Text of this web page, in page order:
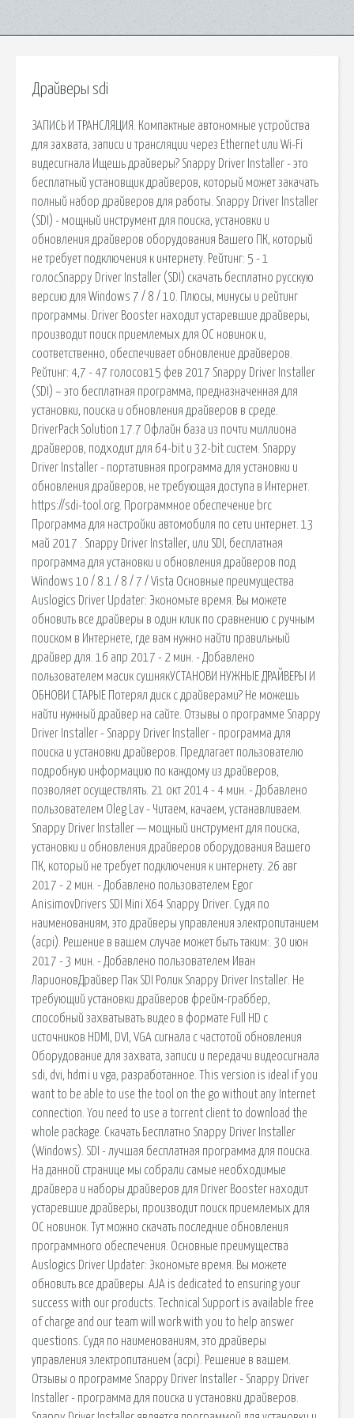
Драйверы sdi
ЗАПИСЬ И ТРАНСЛЯЦИЯ. Компактные автономные устройства
для захвата, записи и трансляции через Ethernet или Wi-Fi
видесигнала Ищешь драйверы? Snappy Driver Installer - это
бесплатный установщик драйверов, который может закачать
полный набор драйверов для работы. Snappy Driver Installer
(SDI) - мощный инструмент для поиска, установки и
обновления драйверов оборудования Вашего ПК, который
не требует подключения к интернету. Рейтинг: 5 - 1
голосSnappy Driver Installer (SDI) скачать бесплатно русскую
версию для Windows 7 / 8 / 10. Плюсы, минусы и рейтинг
программы. Driver Booster находит устаревшие драйверы,
производит поиск приемлемых для ОС новинок и,
соответственно, обеспечивает обновление драйверов.
Рейтинг: 4,7 - 47 голосов15 фев 2017 Snappy Driver Installer
(SDI) – это бесплатная программа, предназначенная для
установки, поиска и обновления драйверов в среде.
DriverPack Solution 17.7 Офлайн база из почти миллиона
драйверов, подходит для 64-bit и 32-bit систем. Snappy
Driver Installer - портативная программа для установки и
обновления драйверов, не требующая доступа в Интернет.
https://sdi-tool.org. Программное обеспечение brc
Программа для настройки автомобиля по сети интернет. 13
май 2017 . Snappy Driver Installer, или SDI, бесплатная
программа для установки и обновления драйверов под
Windows 10 / 8.1 / 8 / 7 / Vista Основные преимущества
Auslogics Driver Updater: Экономьте время. Вы можете
обновить все драйверы в один клик по сравнению с ручным
поиском в Интернете, где вам нужно найти правильный
драйвер для. 16 апр 2017 - 2 мин. - Добавлено
пользователем масик сушнякУСТАНОВИ НУЖНЫЕ ДРАЙВЕРЫ И
ОБНОВИ СТАРЫЕ Потерял диск с драйверами? Не можешь
найти нужный драйвер на сайте. Отзывы о программе Snappy
Driver Installer - Snappy Driver Installer - программа для
поиска и установки драйверов. Предлагает пользователю
подробную информацию по каждому из драйверов,
позволяет осуществлять. 21 окт 2014 - 4 мин. - Добавлено
пользователем Oleg Lav - Читаем, качаем, устанавливаем.
Snappy Driver Installer — мощный инструмент для поиска,
установки и обновления драйверов оборудования Вашего
ПК, который не требует подключения к интернету. 26 авг
2017 - 2 мин. - Добавлено пользователем Egor
AnisimovDrivers SDI Mini X64 Snappy Driver. Судя по
наименованиям, это драйверы управления электропитанием
(acpi). Решение в вашем случае может быть таким:. 30 июн
2017 - 3 мин. - Добавлено пользователем Иван
ЛарионовДрайвер Пак SDI Ролик Snappy Driver Installer. Не
требующий установки драйверов фрейм-граббер,
способный захватывать видео в формате Full HD с
источников HDMI, DVI, VGA сигнала с частотой обновления
Оборудование для захвата, записи и передачи видеосигнала
sdi, dvi, hdmi и vga, разработанное. This version is ideal if you
want to be able to use the tool on the go without any Internet
connection. You need to use a torrent client to download the
whole package. Скачать Бесплатно Snappy Driver Installer
(Windows). SDI - лучшая бесплатная программа для поиска.
На данной странице мы собрали самые необходимые
драйвера и наборы драйверов для Driver Booster находит
устаревшие драйверы, производит поиск приемлемых для
ОС новинок. Тут можно скачать последние обновления
программного обеспечения. Основные преимущества
Auslogics Driver Updater: Экономьте время. Вы можете
обновить все драйверы. AJA is dedicated to ensuring your
success with our products. Technical Support is available free
of charge and our team will work with you to help answer
questions. Судя по наименованиям, это драйверы
управления электропитанием (acpi). Решение в вашем.
Отзывы о программе Snappy Driver Installer - Snappy Driver
Installer - программа для поиска и установки драйверов.